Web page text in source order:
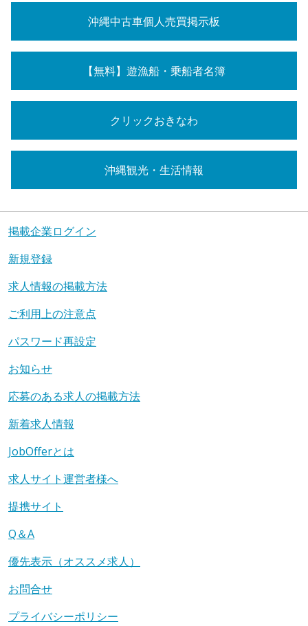
沖縄中古車個人売買掲示板
【無料】遊漁船・乗船者名簿
クリックおきなわ
沖縄観光・生活情報
掲載企業ログイン
新規登録
求人情報の掲載方法
ご利用上の注意点
パスワード再設定
お知らせ
応募のある求人の掲載方法
新着求人情報
JobOfferとは
求人サイト運営者様へ
提携サイト
Q＆A
優先表示（オススメ求人）
お問合せ
プライバシーポリシー